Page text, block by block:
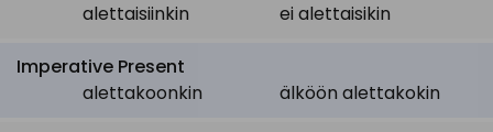
alettaisiinkin
ei alettaisikin
Imperative Present
alettakoonkin
älköön alettakokin